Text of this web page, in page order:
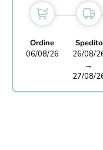
Ordine
06/08/26
Spedito
26/08/
→
27/08/